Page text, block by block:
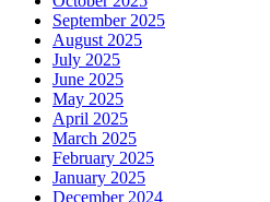
September 2025
August 2025
July 2025
June 2025
May 2025
April 2025
March 2025
February 2025
January 2025
December 2024